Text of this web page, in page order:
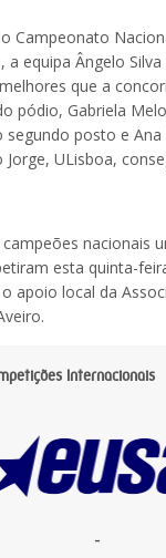
Campeonato
a equipa Ângelo Silva
que a
pódio, Gabriela
segundo posto e Ana
Jorge, ULisboa,
nacionais
esta quinta-
apoio local da
Internacionais
-